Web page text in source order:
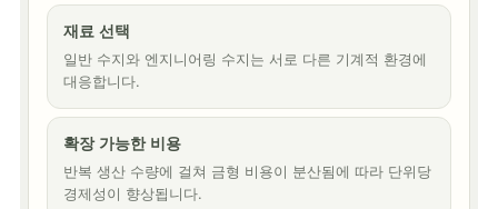
재료 선택
일반 수지와 엔지니어링 수지는 서로 다른 기계적 환경에
대응합니다.
확장 가능한 비용
반복 생산 수량에 걸쳐 금형 비용이 분산됨에 따라 단위당
경제성이 향상됩니다.